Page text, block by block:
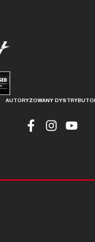
AUTORYZOWANY